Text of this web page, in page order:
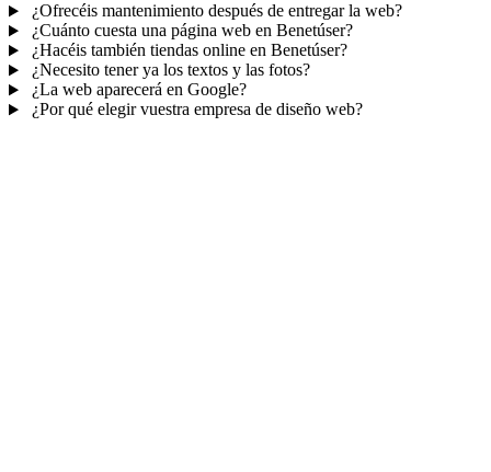
¿Ofrecéis mantenimiento después de entregar la web?
¿Cuánto cuesta una página web en Benetúser?
¿Hacéis también tiendas online en Benetúser?
¿Necesito tener ya los textos y las fotos?
¿La web aparecerá en Google?
¿Por qué elegir vuestra empresa de diseño web?